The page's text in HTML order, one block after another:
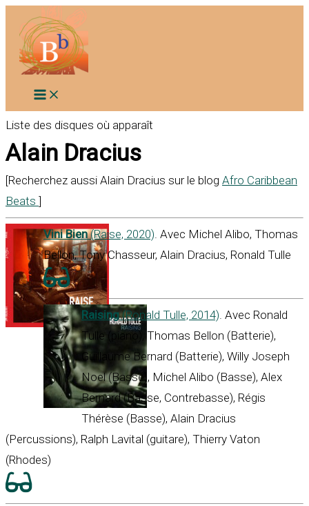
contenu
Liste des disques où apparaît
Alain Dracius
[Recherchez aussi Alain Dracius sur le blog Afro Caribbean
Beats ]
Vini Bien(Raise, 2020). Avec Michel Alibo, Thomas
Bellon, Tony Chasseur, Alain Dracius, Ronald Tulle
Raising(Ronald Tulle, 2014). Avec Ronald
Tulle (piano), Thomas Bellon (Batterie),
Guillaume Bernard (Batterie), Willy Joseph
Noel (Basse), Michel Alibo (Basse), Alex
Bernard (Basse, Contrebasse), Régis
Thérèse (Basse), Alain Dracius
(Percussions), Ralph Lavital (guitare), Thierry Vaton
(Rhodes)